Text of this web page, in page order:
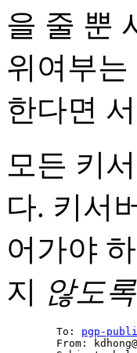
을 줄 뿐
위여부는
한다면
모든 키
다. 키서
어가야
지 않도록
        To:
pgp-
From: